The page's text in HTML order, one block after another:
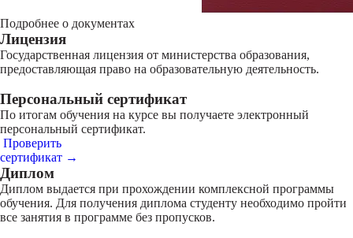
Подробнее о документах
Лицензия
Государственная лицензия от министерства образования,
предоставляющая право на образовательную деятельность.
Персональный сертификат
По итогам обучения на курсе вы получаете электронный
персональный сертификат.
Проверить
сертификат →
Диплом
Диплом выдается при прохождении комплексной программы
обучения. Для получения диплома студенту необходимо пройти
все занятия в программе без пропусков.